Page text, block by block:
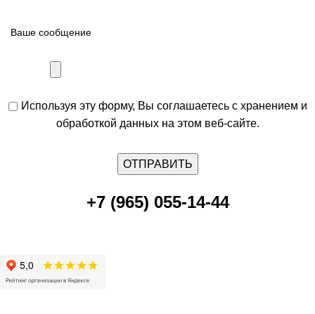
Используя эту форму, Вы соглашаетесь с хранением и
обработкой данных на этом веб-сайте.
+7 (965) 055-14-44